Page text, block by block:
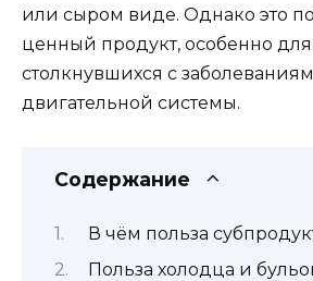
или сыром виде. Однако это
ценный продукт, особенно
столкнувшихся с
двигательной системы.
Содержание
В чём польза
Польза холодца и